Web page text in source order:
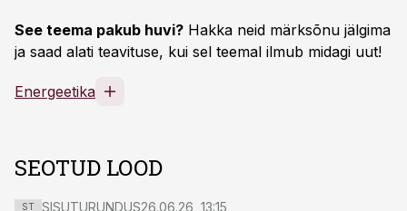
See teema pakub huvi? Hakka neid märksõnu jälgima
ja saad alati teavituse, kui sel teemal ilmub midagi uut!
Energeetika
SEOTUD LOOD
ST SISUTURUNDUS26.06.26, 13:15